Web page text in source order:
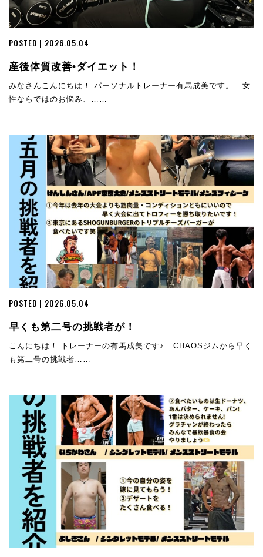
POSTED | 2026.05.04
産後体質改善•ダイエット！
みなさんこんにちは！ パーソナルトレーナー有馬成美です。 女
性ならではのお悩み、……
POSTED | 2026.05.04
早くも第二号の挑戦者が！
こんにちは！ トレーナーの有馬成美です♪ CHAOSジムから早く
も第二号の挑戦者……